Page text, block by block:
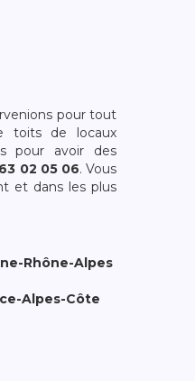
pour tout
toits de locaux
pour avoir des
02 05 06. Vous
et dans les plus
Rhône-Alpes
Alpes-Côte